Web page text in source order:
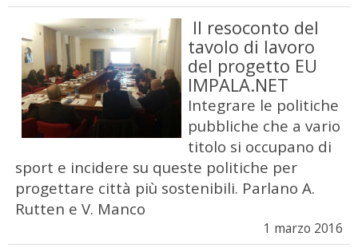
Il resoconto del
tavolo di lavoro
del progetto EU
IMPALA.NET
Integrare le politiche
pubbliche che a vario
titolo si occupano di
sport e incidere su queste politiche per
progettare città più sostenibili. Parlano A.
Rutten e V. Manco
1 marzo 2016